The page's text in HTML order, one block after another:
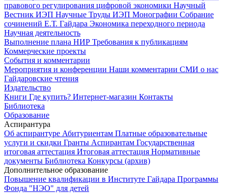
правового регулирования цифровой экономики Научный
Вестник ИЭП Научные Труды ИЭП Монографии Собрание
сочинений Е.Т. Гайдара Экономика переходного периода
Научная деятельность
Выполнение плана НИР Требования к публикациям
Коммерческие проекты
События и комментарии
Мероприятия и конференции Наши комментарии СМИ о нас
Гайдаровские чтения
Издательство
Книги Где купить? Интернет-магазин Контакты
Библиотека
Образование
Аспирантура
Об аспирантуре Абитуриентам Платные образовательные
услуги и скидки Гранты Аспирантам Государственная
итоговая аттестация Итоговая аттестация Нормативные
документы Библиотека Конкурсы (архив)
Дополнительное образование
Повышение квалификации в Институте Гайдара Программы
Фонда "НЭО" для детей